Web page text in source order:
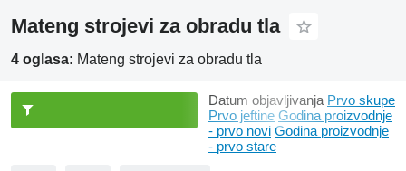
Mateng strojevi za obradu tla
4 oglasa: Mateng strojevi za obradu tla
Datum objavljivanja Prvo skupe
Prvo jeftine Godina proizvodnje
- prvo novi Godina proizvodnje
- prvo stare